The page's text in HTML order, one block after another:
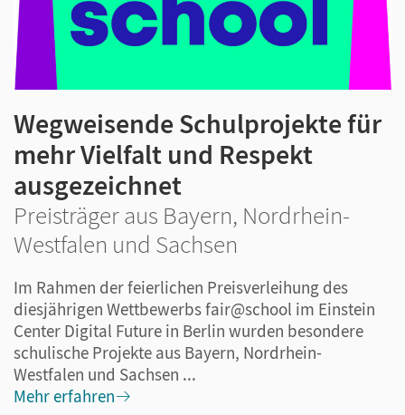
Wegweisende Schulprojekte für
mehr Vielfalt und Respekt
ausgezeichnet
Preisträger aus Bayern, Nordrhein-
Westfalen und Sachsen
Im Rahmen der feierlichen Preisverleihung des
diesjährigen Wettbewerbs fair@school im Einstein
Center Digital Future in Berlin wurden besondere
schulische Projekte aus Bayern, Nordrhein-
Westfalen und Sachsen ...
Mehr erfahren